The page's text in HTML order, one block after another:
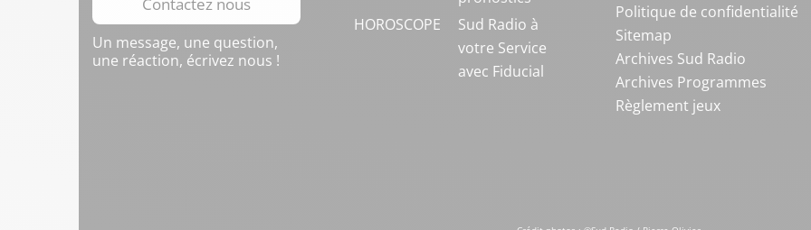
Un message, une question,
une réaction, écrivez nous !
HOROSCOPE
Sud Radio à
votre Service
avec Fiducial
Politique de confidentialité
Sitemap
Archives Sud Radio
Archives Programmes
Règlement jeux